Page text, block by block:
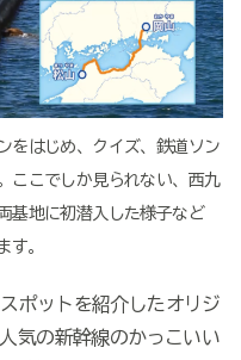
をはじめ、クイズ、鉄道ソン
ここでしか見られない、西九
基地に初潜入した様子など
す。
ポットを紹介したオリジ
気の新幹線のかっこいい